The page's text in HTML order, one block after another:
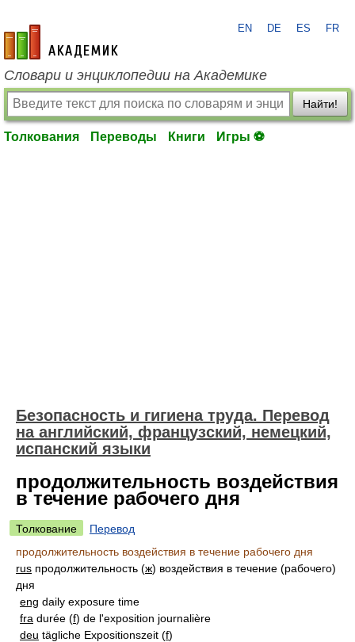
academic.ru
EN DE ES FR
Словари и энциклопедии на Академике
Найти!
Толкования Переводы Книги Игры ⚽
Безопасность и гигиена труда. Перевод
на английский, французский, немецкий,
испанский языки
продолжительность воздействия
в течение рабочего дня
Толкование
Перевод
продолжительность воздействия в течение рабочего дня
rus продолжительность (ж) воздействия в течение (рабочего)
дня
eng daily exposure time
fra durée (f) de l'exposition journalière
deu tägliche Expositionszeit (f)